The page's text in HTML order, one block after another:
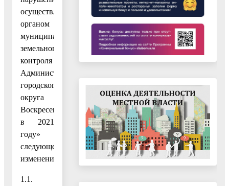
осуществляемой
органом
муниципального
земельного
контроля
Администрации
городского
округа
Воскресенск
в 2021
году»
следующее
изменение:
1.1.